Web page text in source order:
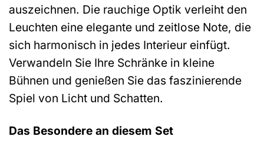
auszeichnen. Die rauchige Optik verleiht den
Leuchten eine elegante und zeitlose Note, die
sich harmonisch in jedes Interieur einfügt.
Verwandeln Sie Ihre Schränke in kleine
Bühnen und genießen Sie das faszinierende
Spiel von Licht und Schatten.
Das Besondere an diesem Set